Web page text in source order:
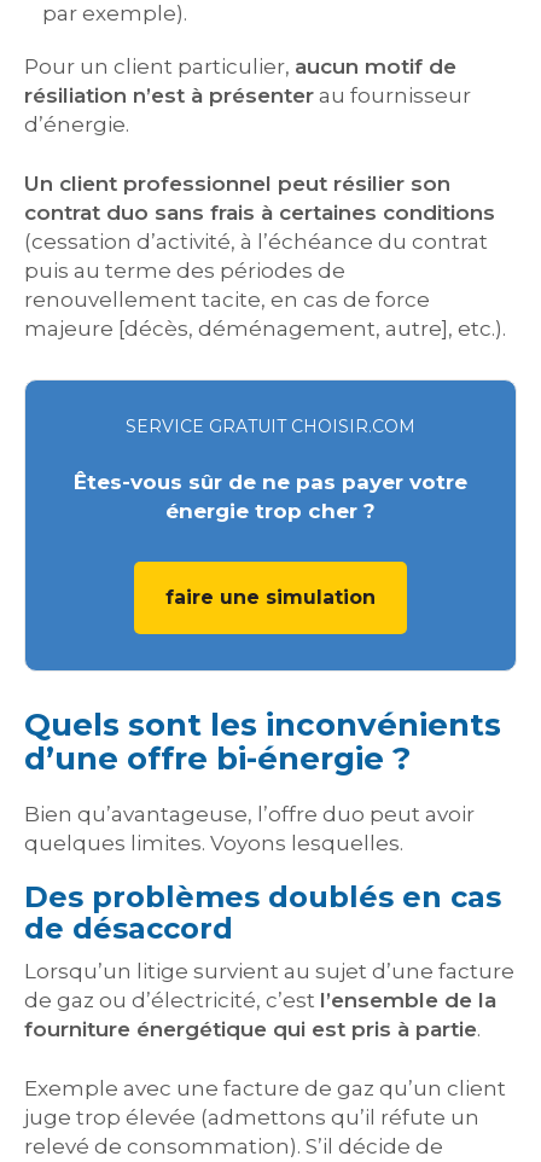
par exemple).
Pour un client particulier, aucun motif de
résiliation n’est à présenter au fournisseur
d’énergie.
Un client professionnel peut résilier son
contrat duo sans frais à certaines conditions
(cessation d’activité, à l’échéance du contrat
puis au terme des périodes de
renouvellement tacite, en cas de force
majeure [décès, déménagement, autre], etc.).
SERVICE GRATUIT CHOISIR.COM
Êtes-vous sûr de ne pas payer votre
énergie trop cher ?
faire une simulation
Quels sont les inconvénients
d’une offre bi-énergie ?
Bien qu’avantageuse, l’offre duo peut avoir
quelques limites. Voyons lesquelles.
Des problèmes doublés en cas
de désaccord
Lorsqu’un litige survient au sujet d’une facture
de gaz ou d’électricité, c’est l’ensemble de la
fourniture énergétique qui est pris à partie.
Exemple avec une facture de gaz qu’un client
juge trop élevée (admettons qu’il réfute un
relevé de consommation). S’il décide de